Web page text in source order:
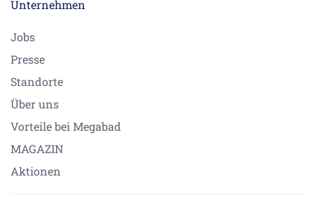
Unternehmen
Jobs
Presse
Standorte
Über uns
Vorteile bei Megabad
MAGAZIN
Aktionen